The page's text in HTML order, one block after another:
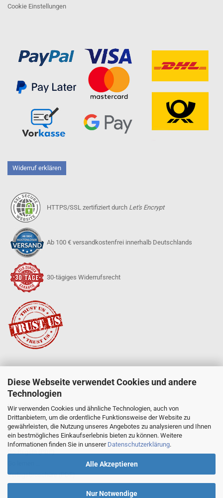
Diese Webseite verwendet Cookies und andere
Technologien
Wir verwenden Cookies und ähnliche Technologien, auch von
Drittanbietern, um die ordentliche Funktionsweise der Website zu
gewährleisten, die Nutzung unseres Angebotes zu analysieren und Ihnen
ein bestmögliches Einkaufserlebnis bieten zu können. Weitere
Informationen finden Sie in unserer Datenschutzerklärung.
Alle Akzeptieren
Nur Notwendige
Cookie Einstellungen
Widerruf erklären
HTTPS/SSL zertifiziert durch Let's Encrypt
Ab 100 € versandkostenfrei innerhalb Deutschlands
30-tägiges Widerrufsrecht
SERVICE
Mein Konto
Neue Produkte
Angebote
Go-Anfängerpakete
Go-Komplettsets
Go-Regeln (PDF)
Verlagsbroschüre (PDF)